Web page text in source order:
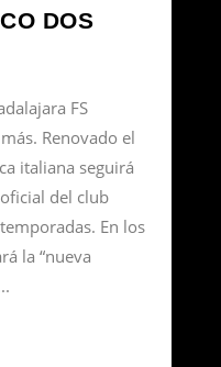
DOS
FS
Renovado el
italiana seguirá
del club
En los
la “nueva